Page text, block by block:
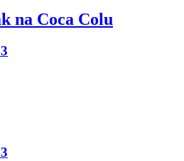
na Coca Colu